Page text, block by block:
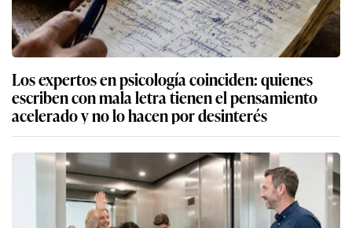
Los expertos en psicología coinciden: quienes
escriben con mala letra tienen el pensamiento
acelerado y no lo hacen por desinterés